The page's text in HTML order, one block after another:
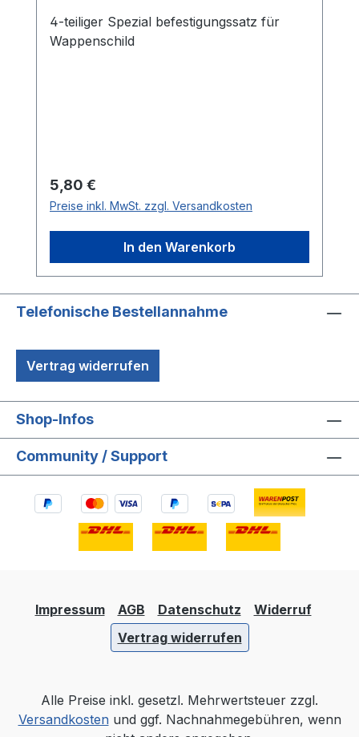
4-teiliger Spezial befestigungssatz für
Wappenschild
Regulärer Preis:
5,80 €
Preise inkl. MwSt. zzgl. Versandkosten
In den Warenkorb
Telefonische Bestellannahme
Vertrag widerrufen
Shop-Infos
Community / Support
Impressum AGB Datenschutz
Widerruf
Vertrag widerrufen
Alle Preise inkl. gesetzl. Mehrwertsteuer zzgl.
Versandkostenund ggf. Nachnahmegebühren, wenn